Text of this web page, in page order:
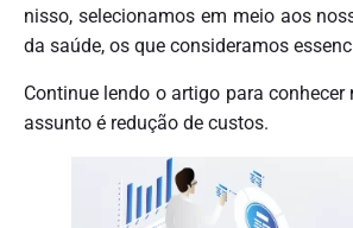
nisso, selecionamos em meio aos
da saúde, os que consideramos
Continue lendo o artigo para
assunto é redução de custos.